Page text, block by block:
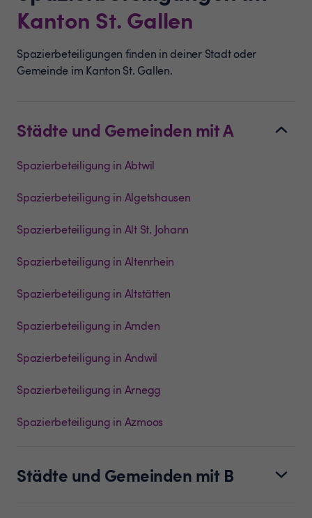
Kanton St. Gallen
Spazierbeteiligungen finden in deiner Stadt oder
Gemeinde im Kanton St. Gallen.
Städte und Gemeinden mit A
Spazierbeteiligung in Abtwil
Spazierbeteiligung in Algetshausen
Spazierbeteiligung in Alt St. Johann
Spazierbeteiligung in Altenrhein
Spazierbeteiligung in Altstätten
Spazierbeteiligung in Amden
Spazierbeteiligung in Andwil
Spazierbeteiligung in Arnegg
Spazierbeteiligung in Azmoos
Städte und Gemeinden mit B